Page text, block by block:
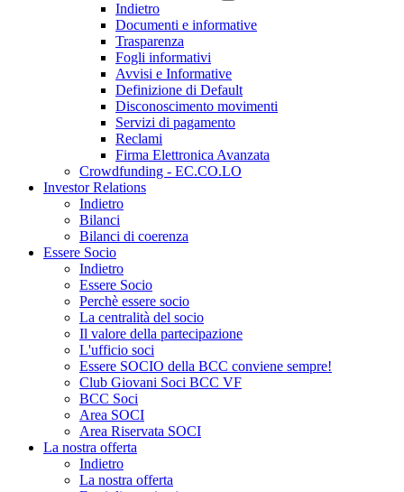
Indietro
Documenti e informative
Trasparenza
Fogli informativi
Avvisi e Informative
Definizione di Default
Disconoscimento movimenti
Servizi di pagamento
Reclami
Firma Elettronica Avanzata
Crowdfunding - EC.CO.LO
Investor Relations
Indietro
Bilanci
Bilanci di coerenza
Essere Socio
Indietro
Essere Socio
Perchè essere socio
La centralità del socio
Il valore della partecipazione
L'ufficio soci
Essere SOCIO della BCC conviene sempre!
Club Giovani Soci BCC VF
BCC Soci
Area SOCI
Area Riservata SOCI
La nostra offerta
Indietro
La nostra offerta